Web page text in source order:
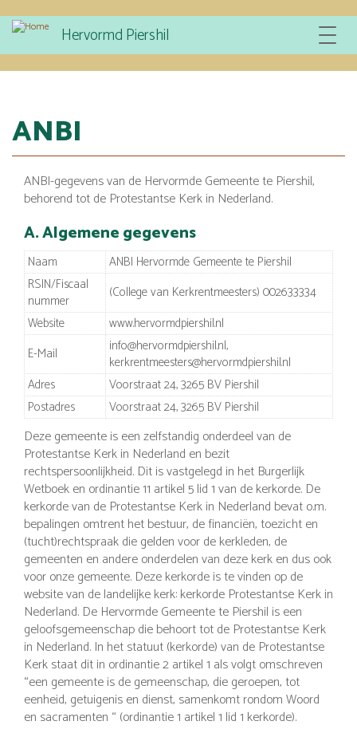
Overslaan
naar
de
Hervormd Piershil
Toggle
ANBI
ANBI-gegevens van de Hervormde Gemeente te Piershil,
behorend tot de Protestantse Kerk in Nederland.
A. Algemene gegevens
Naam ANBI Hervormde Gemeente te Piershil
RSIN/Fiscaal
nummer
(College van Kerkrentmeesters) 002633334
Website
www.hervormdpiershil.nl
E-Mail
info@hervormdpiershil.nl,
kerkrentmeesters@hervormdpiershil.nl
Adres
Voorstraat 24, 3265 BV Piershil
Postadres
Voorstraat 24, 3265 BV Piershil
Deze gemeente is een zelfstandig onderdeel van de
Protestantse Kerk in Nederland en bezit
rechtspersoonlijkheid. Dit is vastgelegd in het Burgerlijk
Wetboek en ordinantie 11 artikel 5 lid 1 van de kerkorde. De
kerkorde van de Protestantse Kerk in Nederland bevat o.m.
bepalingen omtrent het bestuur, de financiën, toezicht en
(tucht)rechtspraak die gelden voor de kerkleden, de
gemeenten en andere onderdelen van deze kerk en dus ook
voor onze gemeente. Deze kerkorde is te vinden op de
website van de landelijke kerk: kerkorde Protestantse Kerk in
Nederland. De Hervormde Gemeente te Piershil is een
geloofsgemeenschap die behoort tot de Protestantse Kerk
in Nederland. In het statuut (kerkorde) van de Protestantse
Kerk staat dit in ordinantie 2 artikel 1 als volgt omschreven
“een gemeente is de gemeenschap, die geroepen, tot
eenheid, getuigenis en dienst, samenkomt rondom Woord
en sacramenten “ (ordinantie 1 artikel 1 lid 1 kerkorde).